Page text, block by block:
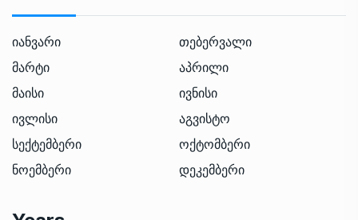
იანვარი
თებერვალი
მარტი
აპრილი
მაისი
ივნისი
ივლისი
აგვისტო
სექტემბერი
ოქტომბერი
ნოემბერი
დეკემბერი